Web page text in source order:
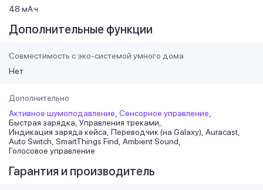
48 мА·ч
Дополнительные функции
Совместимость с эко-системой умного дома
Нет
Дополнительно
Активное шумоподавление Сенсорное управление
Быстрая зарядка Управления треками
Индикация заряда кейса Переводчик (на Galaxy) Auracast
Auto Switch SmartThings Find Ambient Sound
Голосовое управление
Гарантия и производитель